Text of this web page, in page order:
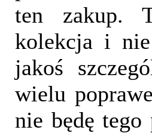
ten zakup.
kolekcja i
jakoś
wielu
nie będę tego